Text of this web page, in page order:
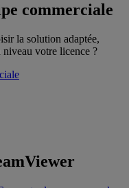
commerciale
la solution adaptée,
niveau votre licence ?